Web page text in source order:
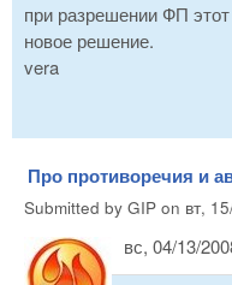
при разрешении ФП
новое решение.
vera
Про противоречия и
Submitted by GIP on вт,
вс, 04/13/